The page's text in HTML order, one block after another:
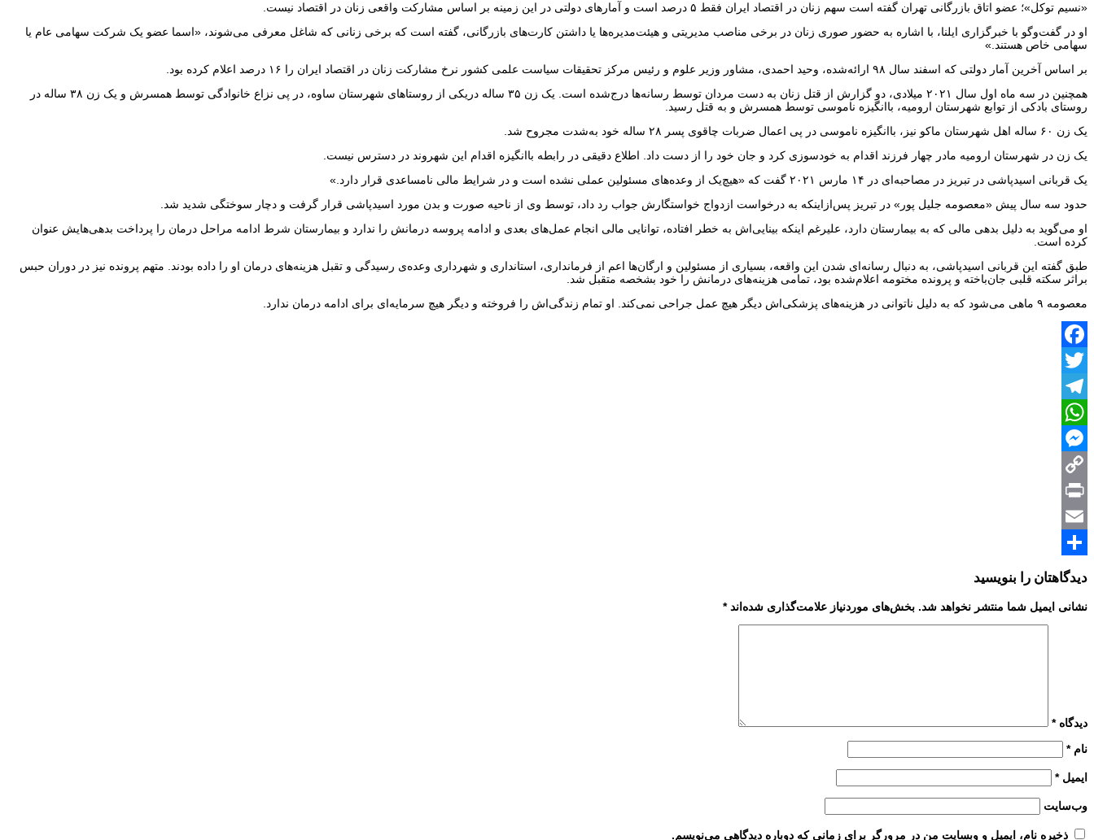
«نسیم توکل»؛ عضو اتاق بازرگانی تهران گفته است سهم زنان در اقتصاد ایران فقط ۵ درصد است و آمارهای دولتی در این زمینه بر اساس مشارکت واقعی زنان در اقتصاد نیست.
او در گفت‌وگو با خبرگزاری ایلنا، با اشاره به حضور صوری زنان در برخی مناصب مدیریتی و هیئت‌مدیره‌ها یا داشتن کارت‌های بازرگانی، گفته است که برخی زنانی که شاغل معرفی می‌شوند، «اسما عضو یک شرکت سهامی عام یا
سهامی خاص هستند.»
بر اساس آخرین آمار دولتی که اسفند سال ۹۸ ارائه‌شده، وحید احمدی، مشاور وزیر علوم و رئیس مرکز تحقیقات سیاست علمی کشور نرخ مشارکت زنان در اقتصاد ایران را ۱۶ درصد اعلام کرده بود.
همچنین در سه ماه اول سال ۲۰۲۱ میلادی، دو گزارش از قتل زنان به دست مردان توسط رسانه‌ها درج‌شده است. یک زن ۳۵ ساله دریکی از روستاهای شهرستان ساوه، در پی نزاع خانوادگی توسط همسرش و یک زن ۳۸ ساله در
روستای بادکی از توابع شهرستان ارومیه، باانگیزه ناموسی توسط همسرش و به قتل رسید.
یک زن ۶۰ ساله اهل شهرستان ماکو نیز، باانگیزه ناموسی در پی اعمال ضربات چاقوی پسر ۲۸ ساله خود به‌شدت مجروح شد.
یک زن در شهرستان ارومیه مادر چهار فرزند اقدام به خودسوزی کرد و جان خود را از دست داد. اطلاع دقیقی در رابطه باانگیزه‌ اقدام این شهروند در دسترس نیست.
یک قربانی اسیدپاشی در تبریز در مصاحبه‌ای در ۱۴ مارس ۲۰۲۱ گفت که «هیچ‌یک از وعده‌های مسئولین عملی نشده است و در شرایط مالی نامساعدی قرار دارد.»
حدود سه سال پیش «معصومه جلیل پور» در تبریز پس‌ازاینکه به درخواست ازدواج خواستگارش جواب رد داد، توسط وی از ناحیه صورت و بدن مورد اسیدپاشی قرار گرفت و دچار سوختگی شدید شد.
او می‌گوید به دلیل بدهی مالی که به بیمارستان دارد، علیرغم اینکه بینایی‌اش به خطر افتاده، توانایی مالی انجام عمل‌های بعدی و ادامه پروسه درمانش را ندارد و بیمارستان شرط ادامه مراحل درمان را پرداخت بدهی‌هایش عنوان
کرده است.
طبق گفته این قربانی اسیدپاشی، به دنبال رسانه‌ای شدن این واقعه، بسیاری از مسئولین و ارگان‌ها اعم از فرمانداری، استانداری و شهرداری وعده‌ی رسیدگی و تقبل هزینه‌های درمان او را داده بودند. متهم پرونده نیز در دوران حبس
براثر سکته قلبی جان‌باخته و پرونده مختومه اعلام‌شده بود، تمامی هزینه‌های درمانش را خود بشخصه متقبل شد.
معصومه ۹ ماهی می‌شود که به دلیل ناتوانی در هزینه‌های پزشکی‌اش دیگر هیچ عمل جراحی نمی‌کند. او تمام زندگی‌اش را فروخته و دیگر هیچ سرمایه‌ای برای ادامه درمان ندارد.
Facebook
Twitter
Telegram
WhatsApp
Messenger
Copy
Link
Print
Email
Share
دیدگاهتان را بنویسید
نشانی ایمیل شما منتشر نخواهد شد. بخش‌های موردنیاز علامت‌گذاری شده‌اند*
دیدگاه*
نام*
ایمیل*
وب‌سایت
ذخیره نام، ایمیل و وبسایت من در مرورگر برای زمانی که دوباره دیدگاهی می‌نویسم.